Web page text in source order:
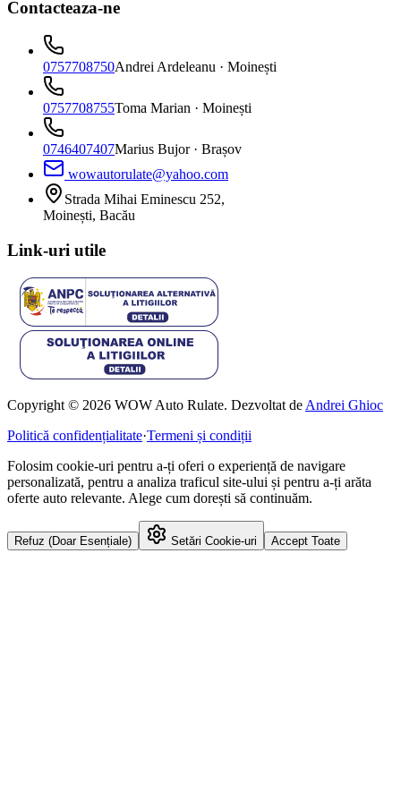
Contacteaza-ne
0757708750Andrei Ardeleanu · Moinești
0757708755Toma Marian · Moinești
0746407407Marius Bujor · Brașov
wowautorulate@yahoo.com
Strada Mihai Eminescu 252,
Moinești, Bacău
Link-uri utile
Copyright © 2026 WOW Auto Rulate. Dezvoltat de Andrei Ghioc
Politică confidențialitate·Termeni și condiții
Folosim cookie-uri pentru a-ți oferi o experiență de navigare
personalizată, pentru a analiza traficul site-ului și pentru a-ți arăta
oferte auto relevante. Alege cum dorești să continuăm.
Refuz (Doar Esențiale) Setări Cookie-uri Accept Toate